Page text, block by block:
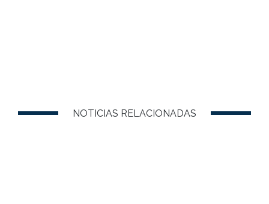
NOTICIAS RELACIONADAS